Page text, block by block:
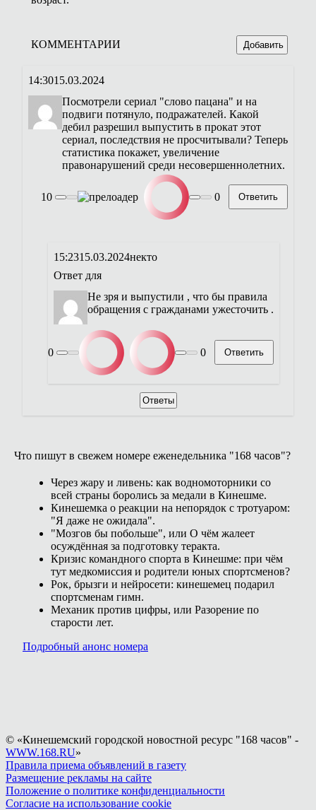
КОММЕНТАРИИ Добавить
14:3015.03.2024
Посмотрели сериал "слово пацана" и на
подвиги потянуло, подражателей. Какой
дебил разрешил выпустить в прокат этот
сериал, последствия не просчитывали? Теперь
статистика покажет, увеличение
правонарушений среди несовершеннолетних.
10 0 Ответить
15:2315.03.2024некто
Ответ для
Не зря и выпустили , что бы правила
обращения с гражданами ужесточить .
0 0 Ответить
Ответы
Что пишут в свежем номере еженедельника "168 часов"?
Через жару и ливень: как водномоторники со
всей страны боролись за медали в Кинешме.
Кинешемка о реакции на непорядок с тротуаром:
"Я даже не ожидала".
"Мозгов бы побольше", или О чём жалеет
осуждённая за подготовку теракта.
Кризис командного спорта в Кинешме: при чём
тут медкомиссия и родители юных спортсменов?
Рок, брызги и нейросети: кинешемец подарил
спортсменам гимн.
Механик против цифры, или Разорение по
старости лет.
Подробный анонс номера
© «Кинешемский городской новостной ресурс "168 часов" -
WWW.168.RU»
Правила приема объявлений в газету
Размещение рекламы на сайте
Положение о политике конфиденциальности
Согласие на использование cookie